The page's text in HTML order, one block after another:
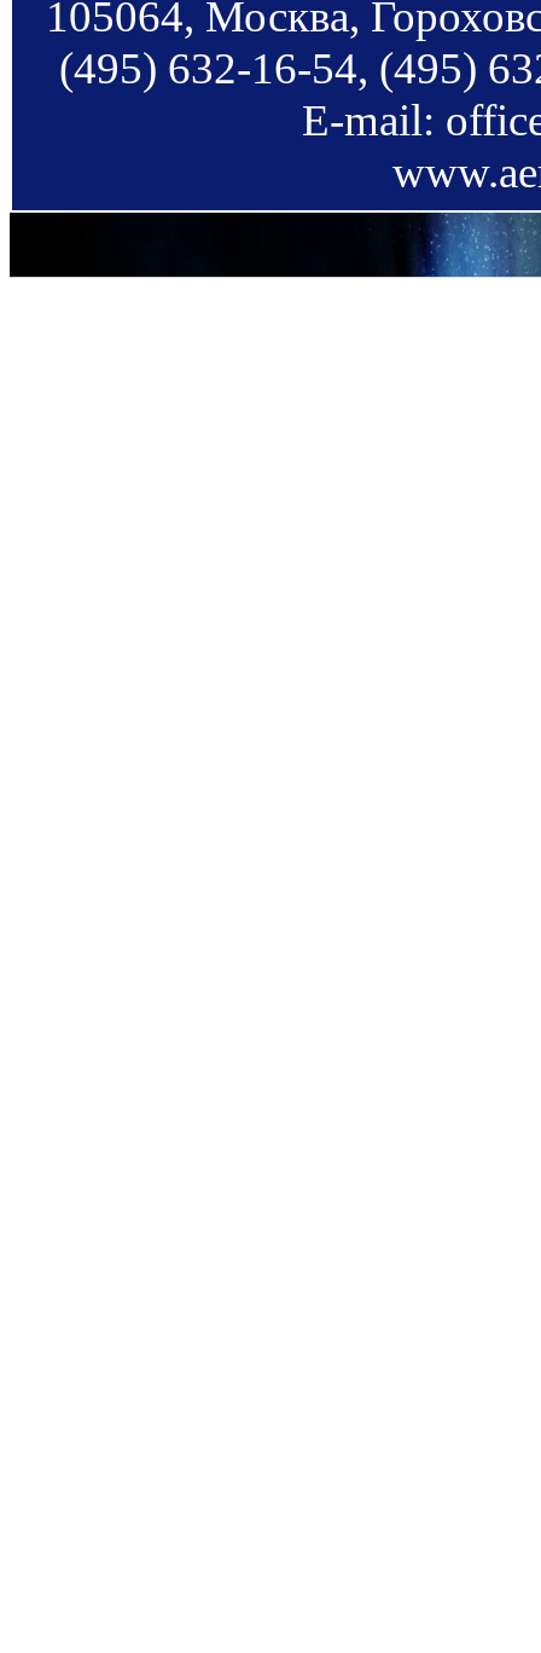
105064, Москва,
(495) 632-16-54, (495)
E-mail: